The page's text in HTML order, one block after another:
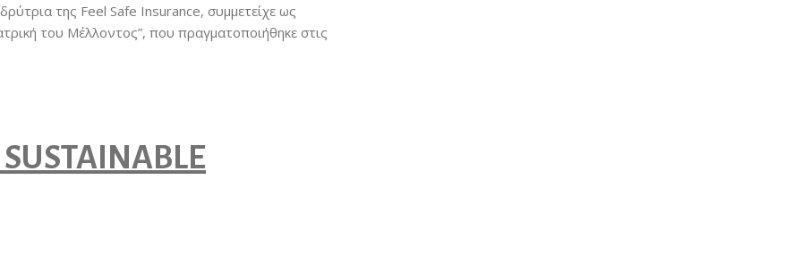
της Feel Safe Insurance, συμμετείχε ως
του Μέλλοντος”, που πραγματοποιήθηκε στις